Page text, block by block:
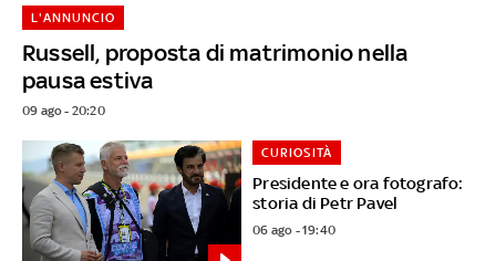
Russell, proposta di matrimonio nella
pausa estiva
L'ANNUNCIO
09 ago - 20:20
Presidente e ora fotografo:
storia di Petr Pavel
CURIOSITÀ
06 ago - 19:40